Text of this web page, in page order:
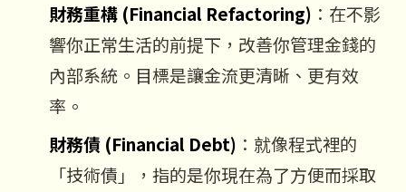
財務重構 (Financial Refactoring) ：在不影
響你正常生活的前提下，改善你管理金錢的
內部系統。目標是讓金流更清晰、更有效
率。
財務債 (Financial Debt) ：就像程式裡的
「技術債」，指的是你現在為了方便而採取